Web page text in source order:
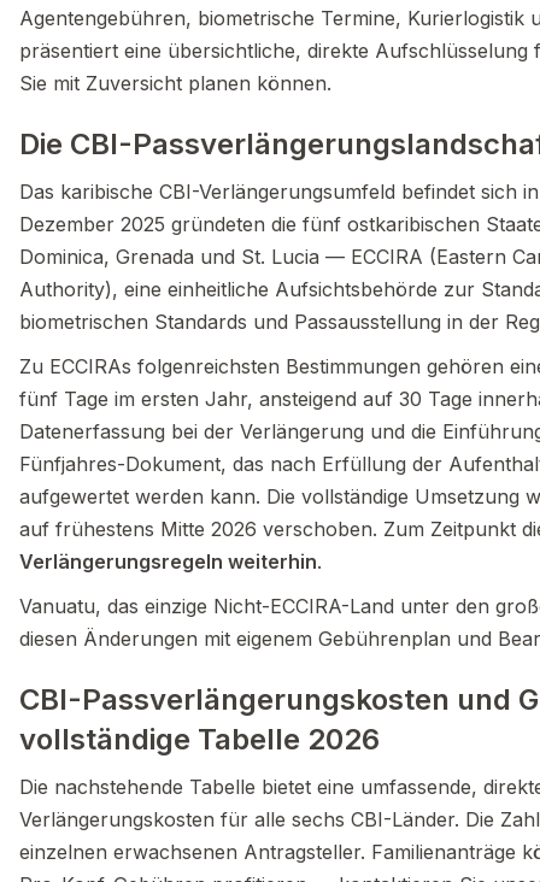
Agentengebühren, biometrische Termine, Kurierlogistik
präsentiert eine übersichtliche, direkte
Sie mit Zuversicht planen können.
Die CBI-
Das karibische CBI-Verlängerungsumfeld befindet sich
Dezember 2025 gründeten die fünf ostkaribischen
Dominica, Grenada und St. Lucia — ECCIRA (Eastern
Authority), eine einheitliche Aufsichtsbehörde zur
biometrischen Standards und Passausstellung in der
Zu ECCIRAs folgenreichsten Bestimmungen gehören
fünf Tage im ersten Jahr, ansteigend auf 30 Tage
Datenerfassung bei der Verlängerung und die
Fünfjahres-Dokument, das nach Erfüllung der
aufgewertet werden kann. Die vollständige Umsetzung
auf frühestens Mitte 2026 verschoben. Zum Zeitpunkt
Verlängerungsregeln weiterhin.
Vanuatu, das einzige Nicht-ECCIRA-Land unter den
diesen Änderungen mit eigenem Gebührenplan und
CBI-Passverlängerungskosten und
vollständige Tabelle 2026
Die nachstehende Tabelle bietet eine umfassende,
Verlängerungskosten für alle sechs CBI-Länder. Die
einzelnen erwachsenen Antragsteller. Familienanträge